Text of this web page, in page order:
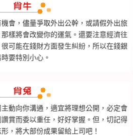
會，儘量爭取外出公幹，或請假外出旅
樣將會改變你的運氣。還要注意經濟往
很可能在錢財方面發生糾紛，所以在錢銀
要特別小心。
主動向你溝通，適宜將理想公開，必定會
賞而委以重任，好好掌握。但，切記得
，將大部份成果留給上司吧！